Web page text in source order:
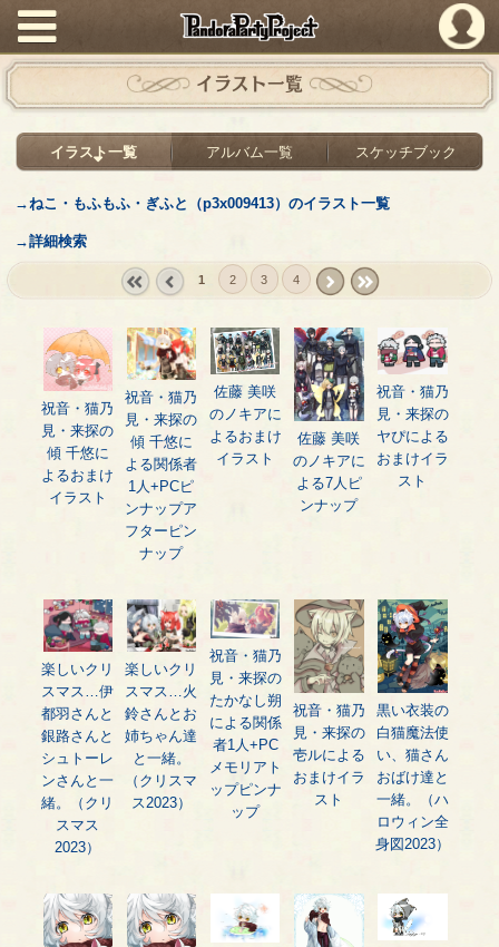
PandoraPartyProject
イラスト一覧
イラスト一覧 アルバム一覧 スケッチブック
→ねこ・もふもふ・ぎふと（p3x009413）のイラスト一覧
→詳細検索
prev
1 2 3 4
祝音・猫乃
見・来探の
傾 千悠に
よるおまけ
イラスト
祝音・猫乃
見・来探の
傾 千悠に
よる関係者
1人+PCピ
ンナップア
フターピン
ナップ
佐藤 美咲
のノキアに
よるおまけ
イラスト
佐藤 美咲
のノキアに
よる7人ピ
ンナップ
祝音・猫乃
見・来探の
ヤぴによる
おまけイラ
スト
楽しいクリ
スマス…伊
都羽さんと
銀路さんと
シュトーレ
ンさんと一
緒。（クリ
スマス
2023）
楽しいクリ
スマス…火
鈴さんとお
姉ちゃん達
と一緒。
（クリスマ
ス2023）
祝音・猫乃
見・来探の
たかなし朔
による関係
者1人+PC
メモリアト
ップピンナ
ップ
祝音・猫乃
見・来探の
壱ルによる
おまけイラ
スト
黒い衣装の
白猫魔法使
い、猫さん
おばけ達と
一緒。（ハ
ロウィン全
身図2023）